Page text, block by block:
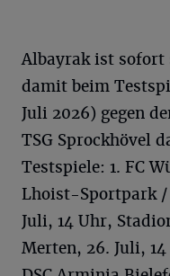
Albayrak ist sofort
damit beim
Juli 2026) gegen
TSG Sprockhövel
Testspiele: 1. FC
Lhoist-Sportpark /
Juli, 14 Uhr,
Merten, 26. Juli,